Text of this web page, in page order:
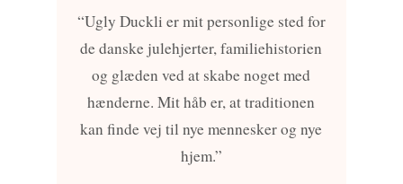
“Ugly Duckli er mit personlige sted for
de danske julehjerter, familiehistorien
og glæden ved at skabe noget med
hænderne. Mit håb er, at traditionen
kan finde vej til nye mennesker og nye
hjem.”